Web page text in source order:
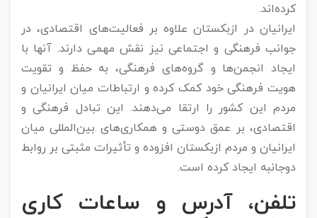
کرده‌اند.
ایرانیان در ازبکستان علاوه بر فعالیت‌های اقتصادی، در
جوانب فرهنگی و اجتماعی نیز نقش مهمی دارند. آنها با
ایجاد انجمن‌ها و گروه‌های فرهنگی، به حفظ و تقویت
هویت فرهنگی خود کمک کرده و ارتباطات میان ایرانیان و
مردم این کشور را ارتقا می‌دهند. این تبادل فرهنگی و
اقتصادی، بر عمق دوستی و همکاری‌های بین‌المللی میان
ایرانیان و مردم ازبکستان افزوده و تأثیرات مثبتی بر روابط
دوجانبه ایجاد کرده است.
تلفن، آدرس و ساعات کاری